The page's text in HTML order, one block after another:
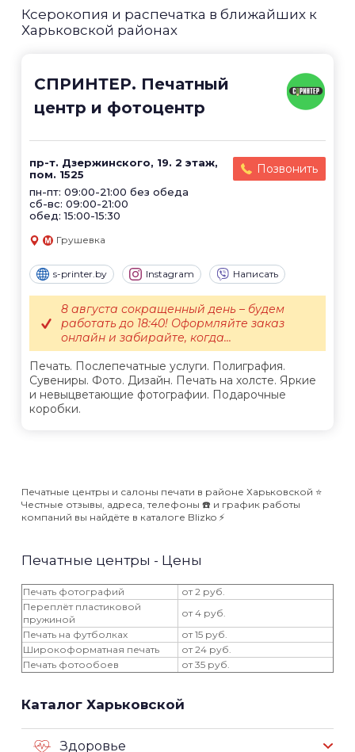
Ксерокопия и распечатка в ближайших к
Харьковской районах
СПРИНТЕР. Печатный
центр и фотоцентр
пр-т. Дзержинского, 19. 2 этаж,
пом. 1525
пн-пт: 09:00-21:00 без обеда
сб-вс: 09:00-21:00
обед: 15:00-15:30
Позвонить
Грушевка
s-printer.by Instagram Написать
Печать. Послепечатные услуги. Полиграфия.
Сувениры. Фото. Дизайн. Печать на холсте. Яркие
и невыцветающие фотографии. Подарочные
коробки.
8 августа сокращенный день – будем
работать до 18:40! Оформляйте заказ
онлайн и забирайте, когда...
Печатные центры и салоны печати в районе Харьковской ⭐️
Честные отзывы, адреса, телефоны ☎️ и график работы
компаний вы найдёте в каталоге Blizko ⚡️
Печатные центры - Цены
Печать фотографий
от 2 руб.
Переплёт пластиковой
пружиной
от 4 руб.
Печать на футболках
от 15 руб.
Широкоформатная печать
от 24 руб.
Печать фотообоев
от 35 руб.
Каталог Харьковской
Здоровье